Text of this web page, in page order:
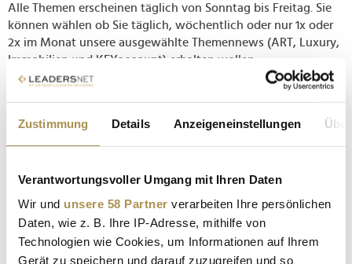
Zustimmung Details Anzeigeneinstellungen
Verantwortungsvoller Umgang mit Ihren Daten
Wir und unsere 58 Partner verarbeiten Ihre persönlichen
Daten, wie z. B. Ihre IP-Adresse, mithilfe von
Technologien wie Cookies, um Informationen auf Ihrem
Gerät zu speichern und darauf zuzugreifen und so
Alle Themen erscheinen täglich von Sonntag bis Freitag. Sie
können wählen ob Sie täglich, wöchentlich oder nur 1x oder
2x im Monat unsere ausgewählte Themennews (ART, Luxury,
Immobilien und KEYaccount) erhalten wollen.
Tipp: Für die beste Abdeckung wählen Sie mindestens drei
aus allen Bereichen.
Alle wählen
Keine wählen
Agenturen
Biz-Talks